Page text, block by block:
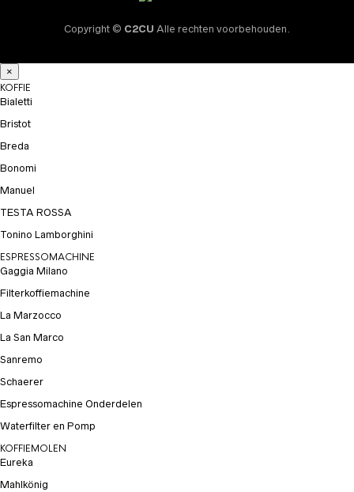
Copyright © C2CU Alle rechten voorbehouden.
×
KOFFIE
Bialetti
Bristot
Breda
Bonomi
Manuel
TESTA ROSSA
Tonino Lamborghini
ESPRESSOMACHINE
Gaggia Milano
Filterkoffiemachine
La Marzocco
La San Marco
Sanremo
Schaerer
Espressomachine Onderdelen
Waterfilter en Pomp
KOFFIEMOLEN
Eureka
Mahlkönig